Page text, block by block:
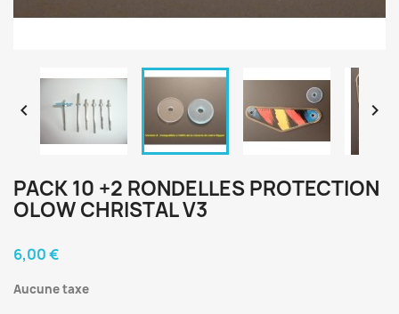
 
PACK 10 +2 RONDELLES PROTECTION
OLOW CHRISTAL V3
6,00 €
Aucune taxe